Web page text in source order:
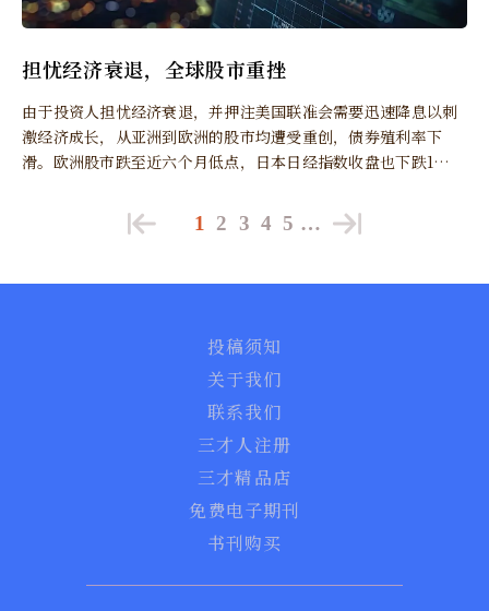
担忧经济衰退，全球股市重挫
由于投资人担忧经济衰退，并押注美国联准会需要迅速降息以刺
激经济成长，从亚洲到欧洲的股市均遭受重创，债券殖利率下
滑。欧洲股市跌至近六个月低点，日本日经指数收盘也下跌1
1 2 3 4 5 …
投稿须知
关于我们
联系我们
三才人注册
三才精品店
免费电子期刊
书刊购买